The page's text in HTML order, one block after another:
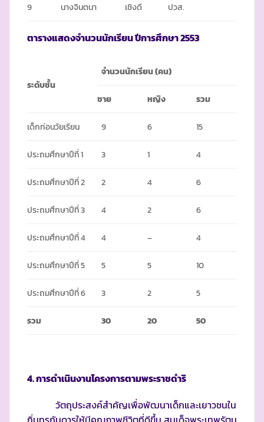
9 นางจินตนา เชิงดี ปวส.
ตารางแสดงจำนวนนักเรียน ปีการศึกษา2553
ระดับชั้น
จำนวนนักเรียน(คน)
ชาย หญิง รวม
เด็กก่อนวัยเรียน 9 6 15
ประถมศึกษาปีที่ 1 3 1 4
ประถมศึกษาปีที่ 2 2 4 6
ประถมศึกษาปีที่ 3 4 2 6
ประถมศึกษาปีที่ 4 4 – 4
ประถมศึกษาปีที่ 5 5 5 10
ประถมศึกษาปีที่ 6 3 2 5
รวม 30 20 50
4. การดำเนินงานโครงการตามพระราชดำริ
วัตถุประสงค์สำคัญเพื่อพัฒนาเด็กและเยาวชนใน